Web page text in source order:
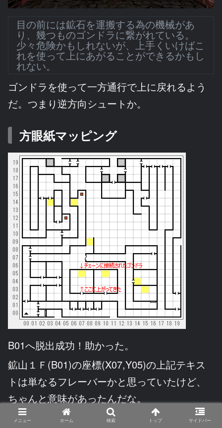
目の前には鉱石を運搬する為の機械があ
り、幾つものゴンドラに繋がれている。
少々危険かもしれないが、上手くいけばこ
れを使って上にあがることができるかもし
れない。
ゴンドラを使って一方通行で上に戻れるよう
だ。つまり逆方向シュートか。
方眼紙マッピング
B01へ脱出成功！助かった。
鉱山１Ｆ(B01)の座標(X07,Y05)の上記テキス
トは単なるフレーバーかと思っていたけど、
ちゃんと意味があったんだな。
目の前に機械があり、チェーンに接続され
メニュー ホーム 検索 トップ サイドバー